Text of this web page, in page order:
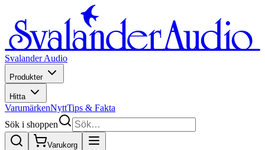
Svalander Audio
Produkter
Hitta
VarumärkenNyttTips & Fakta
Sök i shoppen
Varukorg